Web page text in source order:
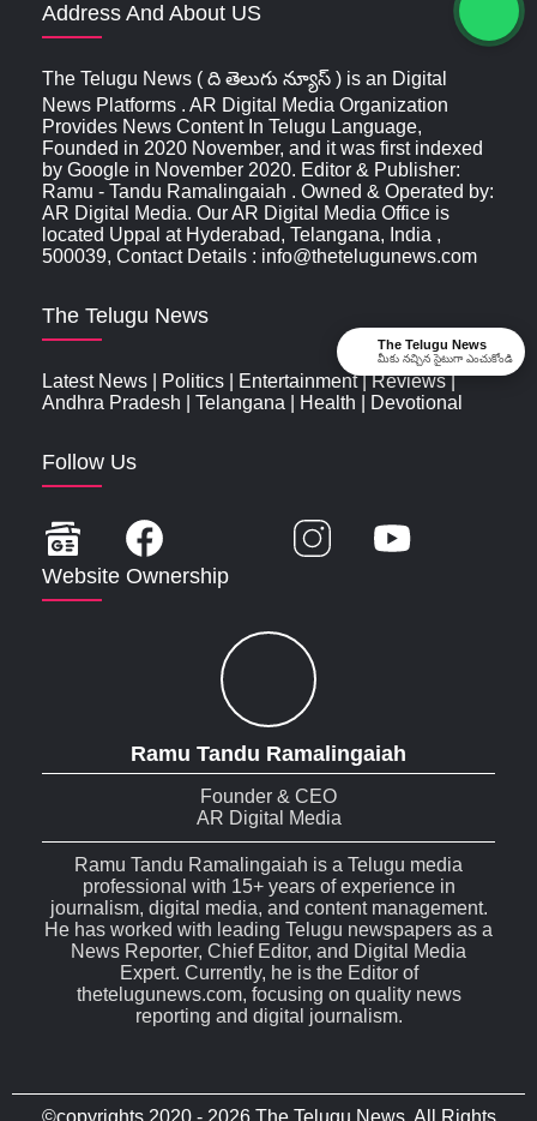
Address And About US
The Telugu News ( ది తెలుగు న్యూస్‌ ) is an Digital
News Platforms . AR Digital Media Organization
Provides News Content In Telugu Language,
Founded in 2020 November, and it was first indexed
by Google in November 2020. Editor & Publisher:
Ramu - Tandu Ramalingaiah . Owned & Operated by:
AR Digital Media. Our AR Digital Media Office is
located Uppal at Hyderabad, Telangana, India ,
500039, Contact Details : info@thetelugunews.com
The Telugu News
Latest News Politics Entertainment|Reviews|
Andhra Pradesh
Telangana Health Devotional
Follow Us
Website Ownership
Ramu Tandu Ramalingaiah
Founder & CEO
AR Digital Media
Ramu Tandu Ramalingaiah is a Telugu media
professional with 15+ years of experience in
journalism, digital media, and content management.
He has worked with leading Telugu newspapers as a
News Reporter, Chief Editor, and Digital Media
Expert. Currently, he is the Editor of
thetelugunews.com, focusing on quality news
reporting and digital journalism.
The Telugu News
మీకు నచ్చిన సైటుగా ఎంచుకోండి